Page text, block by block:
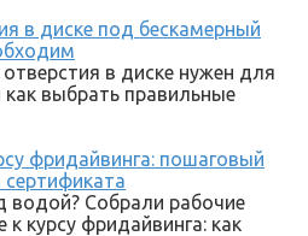
в диске под бескамерный
в диске нужен для
как выбрать правильные
фридайвинга: пошаговый
водой? Собрали рабочие
курсу фридайвинга: как